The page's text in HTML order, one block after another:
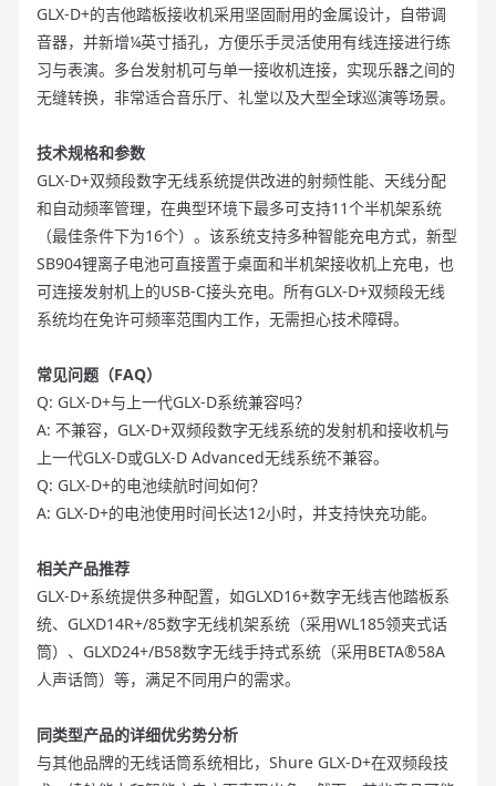
GLX-D+的吉他踏板接收机采用坚固耐用的金属设计，自带调
音器，并新增¼英寸插孔，方便乐手灵活使用有线连接进行练
习与表演。多台发射机可与单一接收机连接，实现乐器之间的
无缝转换，非常适合音乐厅、礼堂以及大型全球巡演等场景。
技术规格和参数
GLX-D+双频段数字无线系统提供改进的射频性能、天线分配
和自动频率管理，在典型环境下最多可支持11个半机架系统
（最佳条件下为16个）。该系统支持多种智能充电方式，新型
SB904锂离子电池可直接置于桌面和半机架接收机上充电，也
可连接发射机上的USB-C接头充电。所有GLX-D+双频段无线
系统均在免许可频率范围内工作，无需担心技术障碍。
常见问题（FAQ）
Q: GLX-D+与上一代GLX-D系统兼容吗？
A: 不兼容，GLX-D+双频段数字无线系统的发射机和接收机与
上一代GLX-D或GLX-D Advanced无线系统不兼容。
Q: GLX-D+的电池续航时间如何？
A: GLX-D+的电池使用时间长达12小时，并支持快充功能。
相关产品推荐
GLX-D+系统提供多种配置，如GLXD16+数字无线吉他踏板系
统、GLXD14R+/85数字无线机架系统（采用WL185领夹式话
筒）、GLXD24+/B58数字无线手持式系统（采用BETA®58A
人声话筒）等，满足不同用户的需求。
同类型产品的详细优劣势分析
与其他品牌的无线话筒系统相比，Shure GLX-D+在双频段技